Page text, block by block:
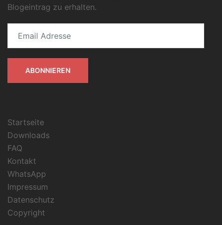
Blogeintrag zu erhalten.
Adresse
ABONNIEREN
Startseite
Downloads
FAQ
Kontakt
WhatsApp
Impressum
Datenschutz
Copyright